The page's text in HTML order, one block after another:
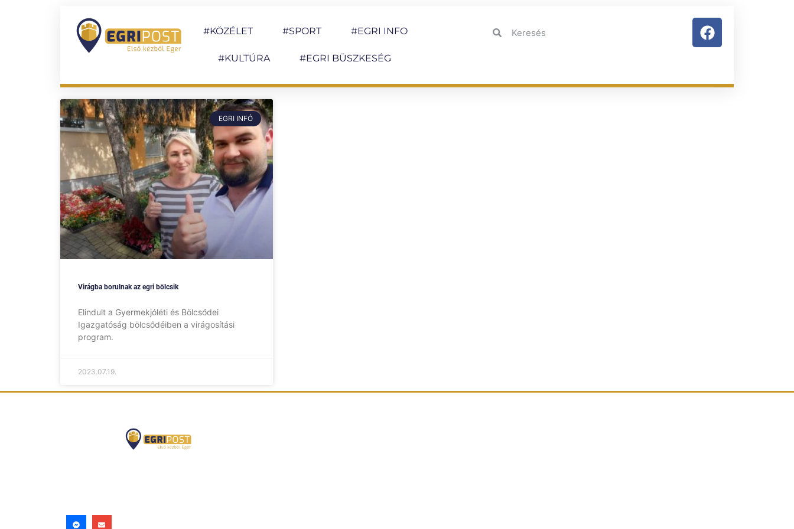
#KÖZÉLET #SPORT #EGRI INFO
#KULTÚRA #EGRI BÜSZKESÉG
EGRI INFÓ
Virágba borulnak az egri bölcsik
Elindult a Gyermekjóléti és Bölcsődei
Igazgatóság bölcsődéiben a virágosítási
program.
2023.07.19.